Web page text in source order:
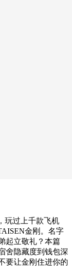
玩过上千款飞机
金刚。名字
起立敬礼？本篇
舍隐藏度到钱包深
要让金刚住进你的